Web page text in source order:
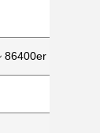
86400er Jahre